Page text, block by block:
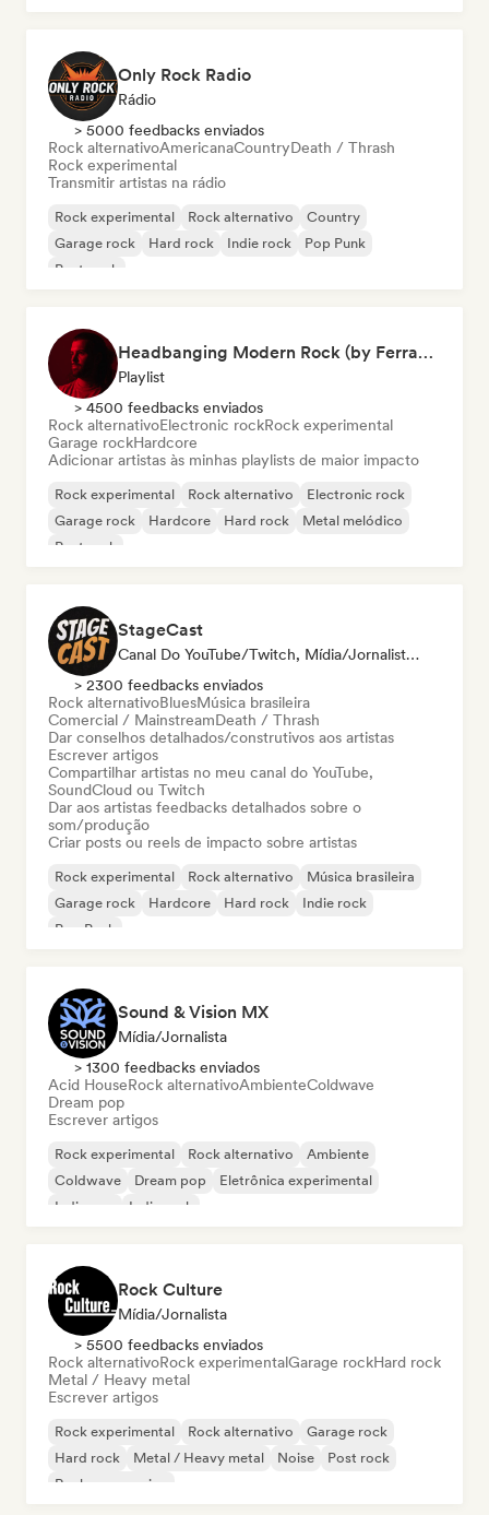
Only Rock Radio
Rádio
> 5000 feedbacks enviados
Rock alternativoAmericanaCountryDeath / Thrash
Rock experimental
Transmitir artistas na rádio
Rock experimental Rock alternativo
Country
Garage rock
Hard rock Indie rock
Pop Punk
Post punk
Headbanging Modern Rock (by Ferran Alemany Roig)
Playlist
> 4500 feedbacks enviados
Rock alternativoElectronic rockRock experimental
Garage rockHardcore
Adicionar artistas às minhas playlists de maior impacto
Rock experimental Rock alternativo
Electronic rock
Garage rock
Hardcore Hard rock
Metal melódico
Post rock
StageCast
Canal Do YouTube/Twitch, Mídia/Jornalista, Mentor, Influenciador, Especialista Em Som
> 2300 feedbacks enviados
Rock alternativoBluesMúsica brasileira
Comercial / MainstreamDeath / Thrash
Dar conselhos detalhados/construtivos aos artistas
Escrever artigos
Compartilhar artistas no meu canal do YouTube,
SoundCloud ou Twitch
Dar aos artistas feedbacks detalhados sobre o
som/produção
Criar posts ou reels de impacto sobre artistas
Rock experimental Rock alternativo
Música brasileira
Garage rock
Hardcore Hard rock
Indie rock
Pop Punk
Sound & Vision MX
Mídia/Jornalista
> 1300 feedbacks enviados
Acid HouseRock alternativoAmbienteColdwave
Dream pop
Escrever artigos
Rock experimental Rock alternativo
Ambiente
Coldwave
Dream pop
Eletrônica experimental
Indie pop
Indie rock
Rock Culture
Mídia/Jornalista
> 5500 feedbacks enviados
Rock alternativoRock experimentalGarage rockHard rock
Metal / Heavy metal
Escrever artigos
Rock experimental Rock alternativo
Garage rock
Hard rock
Metal / Heavy metal Noise
Post rock
Rock progressivo